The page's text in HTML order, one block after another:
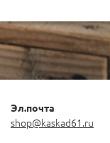
Эл.почта
shop@kaskad61.ru